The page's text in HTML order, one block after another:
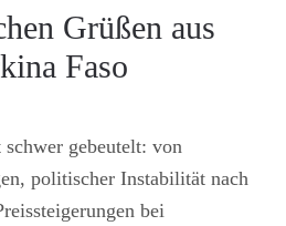
Grüßen aus
Faso
gebeutelt: von
politischer Instabilität nach
bei